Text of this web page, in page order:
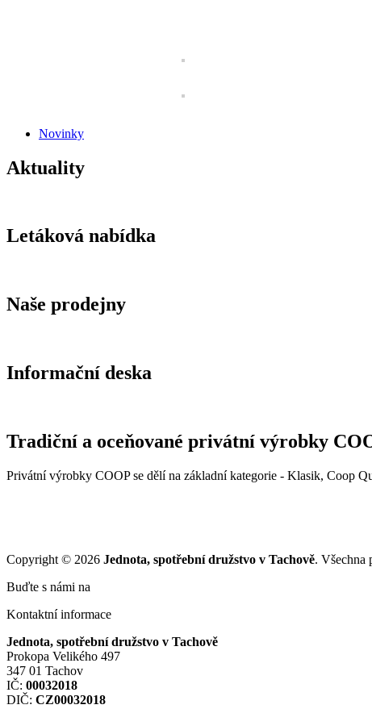
Novinky
Aktuality
Letáková nabídka
Naše prodejny
Informační deska
Tradiční a oceňované privátní výrobky
Privátní výrobky COOP se dělí na základní kategorie - Klasik, Coop
Copyright © 2026 Jednota, spotřební družstvo v Tachově. Všechna
Buďte s námi na
Kontaktní informace
Jednota, spotřební družstvo v Tachově
Prokopa Velikého 497
347 01 Tachov
IČ: 00032018
DIČ: CZ00032018